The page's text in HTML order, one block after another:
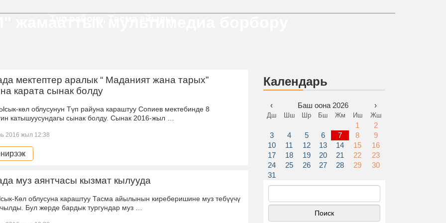
мектептер аралык “ Маданият жана тарых”
карата сынак болду
облусунун Түп райуна караштуу Сопиев мектебинде 8
катышуусундагы сынак болду. Сынак 2016-жыл …
2016 жыл 12:38
муз аянтчасы кызмат кылууда
облусуна караштуу Тасма айылынын киреберишине муз тебүүчү
Бул жерде бардык тургундар муз …
Календарь
‹ Баш оона 2026 ›
Дш Шш Шр Бш Жм Иш Жш
1
2
3
4 5 6 7 8
9
10
11 12 13 14 15
16
17
18 19 20 21 22
23
24
25 26 27 28 29
30
31
Найти: